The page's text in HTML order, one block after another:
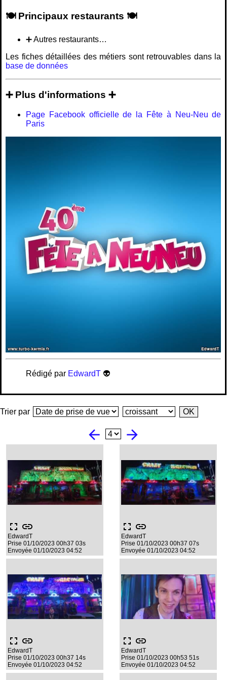
🍽️ Principaux restaurants 🍽️
➕ Autres restaurants…
Les fiches détaillées des métiers sont retrouvables dans la
base de données
➕ Plus d'informations ➕
Page Facebook officielle de la Fête à Neu-Neu de
Paris
Rédigé par EdwardT 👽
Trier par
arrow_back arrow_forward
fullscreen link
EdwardT
Prise 01/10/2023 00h37 03s
Envoyée 01/10/2023 04:52
fullscreen link
EdwardT
Prise 01/10/2023 00h37 07s
Envoyée 01/10/2023 04:52
fullscreen link
EdwardT
Prise 01/10/2023 00h37 14s
Envoyée 01/10/2023 04:52
fullscreen link
EdwardT
Prise 01/10/2023 00h53 51s
Envoyée 01/10/2023 04:52